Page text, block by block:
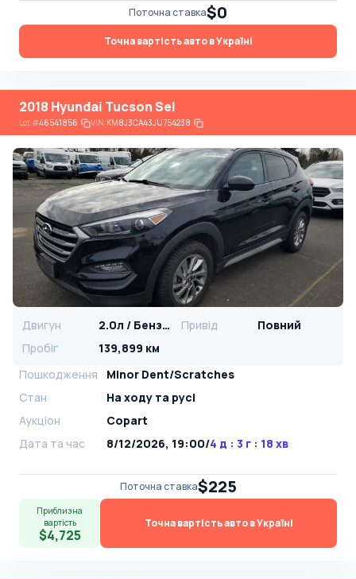
Поточна ставка$0
Точна вартість авто в Україні
2018 Hyundai Tucson Sel
Lot#46541856 VIN:KM8J3CA43JU754238
Двигун 2.0л / Бензин Привід
Повний
Пробіг
139,899 км
Пошкодження
Minor Dent/Scratches
Стан
На ​​ходу та русі
Аукціон
Copart
Дата та час
8/12/2026, 19:00/4 д : 3 г : 18 хв
Поточна ставка$225
Приблизна
вартість
$4,725
Точна вартість авто в Україні